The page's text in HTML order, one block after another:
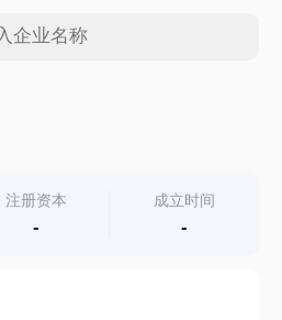
注册资本
-
成立时间
-